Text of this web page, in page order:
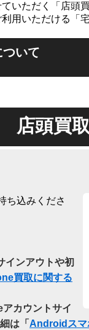
いただく「店頭買
用いただける「
いて
店頭買
ち込みくださ
インアウトや初
買取に関する
カウントサイ
は「 Androidスマ